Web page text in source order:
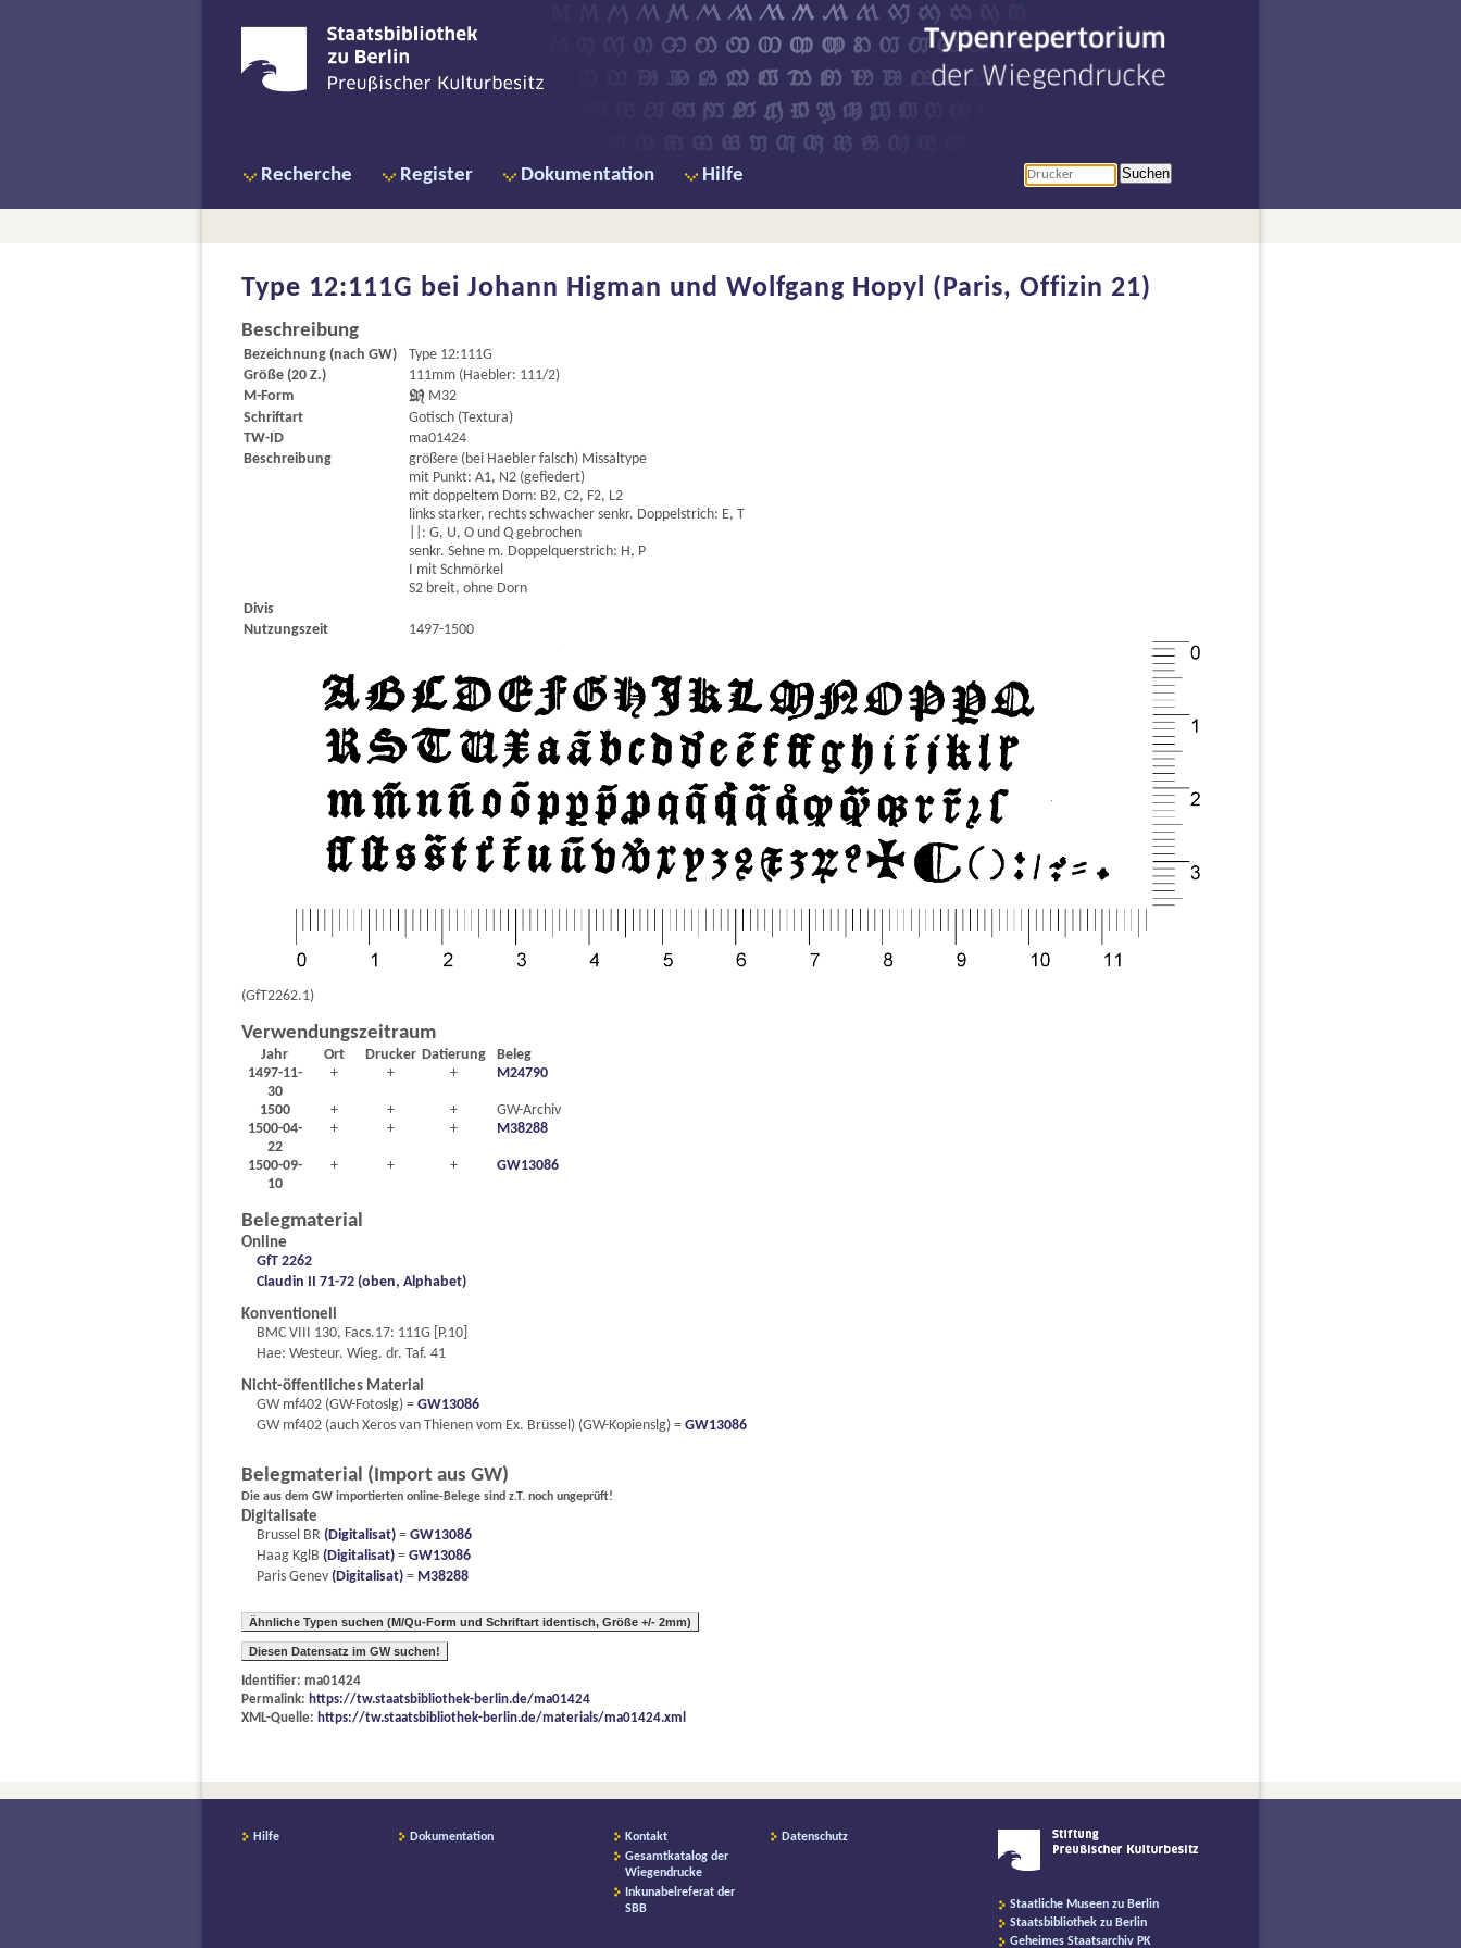
Typenrepertorium
der Wiegendrucke
Recherche Register Dokumentation Hilfe Suchen
Type 12:111G bei Johann Higman und Wolfgang Hopyl (Paris, Offizin 21)
Beschreibung
Bezeichnung (nach GW)
Type 12:111G
Größe (20 Z.)
111mm (Haebler: 111/2)
M-Form
 M32
Schriftart
Gotisch (Textura)
TW-ID
ma01424
Beschreibung
größere (bei Haebler falsch) Missaltype
mit Punkt: A1, N2 (gefiedert)
mit doppeltem Dorn: B2, C2, F2, L2
links starker, rechts schwacher senkr. Doppelstrich: E, T
||: G, U, O und Q gebrochen
senkr. Sehne m. Doppelquerstrich: H, P
I mit Schmörkel
S2 breit, ohne Dorn
Divis
Nutzungszeit
1497-1500
(GfT2262.1)
Verwendungszeitraum
Jahr Ort Drucker Datierung
Beleg
1497-11-
30
+ + + M24790
1500 + + +
GW-Archiv
1500-04-
22
+ + + M38288
1500-09-
10
+ + + GW13086
Belegmaterial
Online
GfT 2262
Claudin II 71-72 (oben, Alphabet)
Konventionell
BMC VIII 130, Facs.17: 111G [P.10]
Hae: Westeur. Wieg. dr. Taf. 41
Nicht-öffentliches Material
GW mf402 (GW-Fotoslg) = GW13086
GW mf402 (auch Xeros van Thienen vom Ex. Brüssel) (GW-Kopienslg) = GW13086
Belegmaterial (Import aus GW)
Die aus dem GW importierten online-Belege sind z.T. noch ungeprüft!
Digitalisate
Brussel BR (Digitalisat) = GW13086
Haag KglB (Digitalisat) = GW13086
Paris Genev (Digitalisat) = M38288
Ähnliche Typen suchen (M/Qu-Form und Schriftart identisch, Größe +/- 2mm)
Diesen Datensatz im GW suchen!
Identifier: ma01424
Permalink: https://tw.staatsbibliothek-berlin.de/ma01424
XML-Quelle: https://tw.staatsbibliothek-berlin.de/materials/ma01424.xml
Hilfe Dokumentation
Kontakt
Gesamtkatalog der
Wiegendrucke
Inkunabelreferat der
SBB
Datenschutz
Staatliche Museen zu Berlin
Staatsbibliothek zu Berlin
Geheimes Staatsarchiv PK